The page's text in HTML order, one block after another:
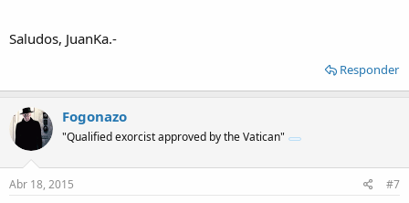
Saludos, JuanKa.-
Responder
Fogonazo
"Qualified exorcist approved by the Vatican"
Abr 18, 2015 #7